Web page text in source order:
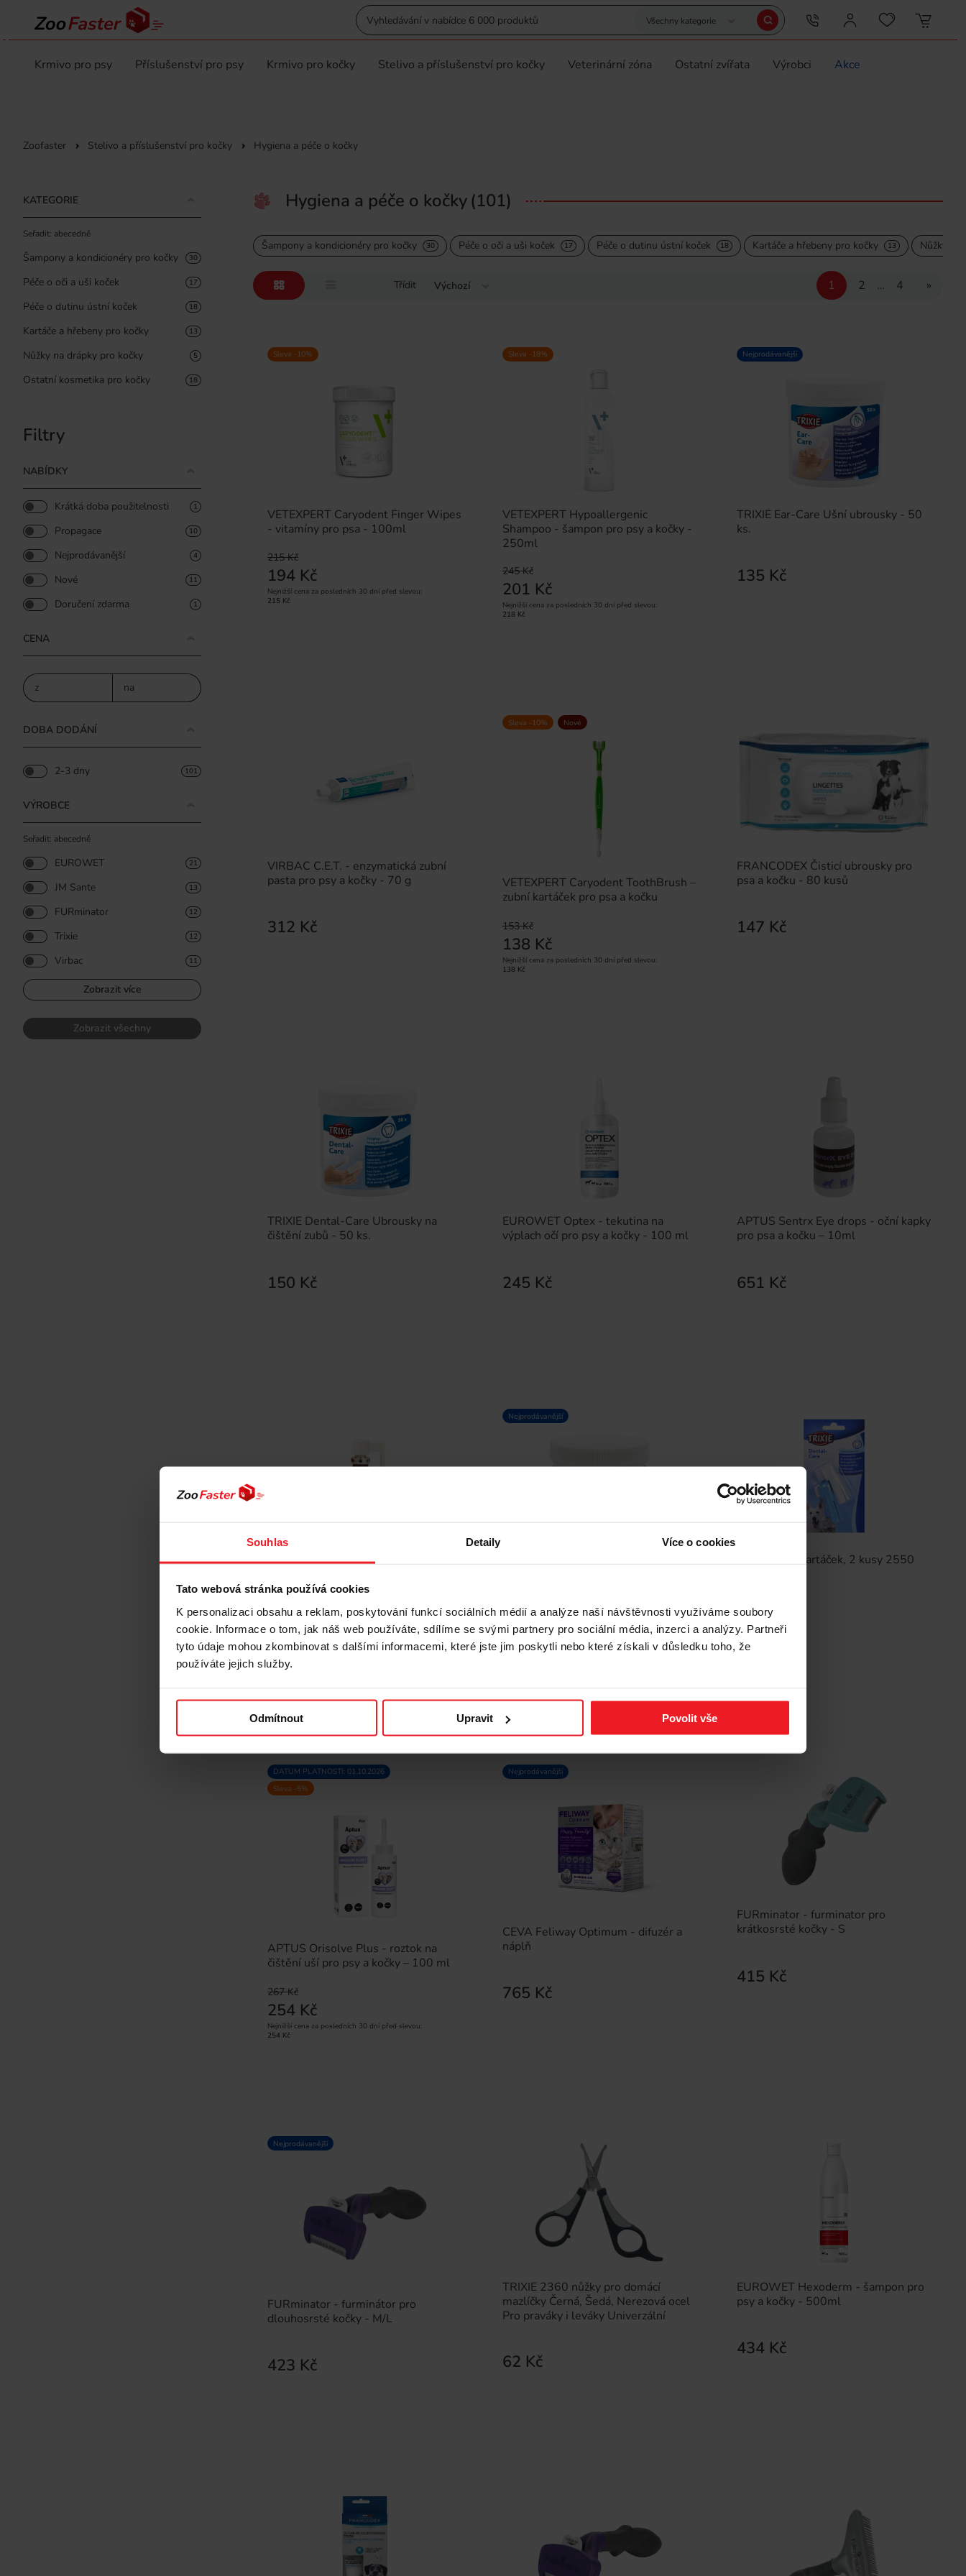
Souhlas Detaily Více o cookies
Tato webová stránka používá cookies
K personalizaci obsahu a reklam, poskytování funkcí sociálních médií a analýze naší návštěvnosti využíváme soubory
cookie. Informace o tom, jak náš web používáte, sdílíme se svými partnery pro sociální média, inzerci a analýzy. Partneři
tyto údaje mohou zkombinovat s dalšími informacemi, které jste jim poskytli nebo které získali v důsledku toho, že
používáte jejich služby.
Odmítnout Upravit Povolit vše
Všechny kategorie
Krmivo pro psy Příslušenství pro psy Krmivo pro kočky Stelivo a příslušenství pro kočky Veterinární zóna Ostatní zvířata Výrobci Akce
Zoofaster Stelivo a příslušenství pro kočky Hygiena a péče o kočky
Hygiena a péče o kočky(101)
Šampony a kondicionéry pro kočky 30 Péče o oči a uši koček 17 Péče o dutinu ústní koček 18 Kartáče a hřebeny pro kočky 13 Nůžky na
Třídit Výchozí 1 2 … 4 »
VETEXPERT Caryodent Finger Wipes
- vitamíny pro psa - 100ml
215 Kč
194 Kč
Nejnižší cena za posledních 30 dní před slevou:
215 Kč
Sleva -10%
VETEXPERT Hypoallergenic
Shampoo - šampon pro psy a kočky -
250ml
245 Kč
201 Kč
Nejnižší cena za posledních 30 dní před slevou:
218 Kč
Sleva -18%
TRIXIE Ear-Care Ušní ubrousky - 50
ks.
135 Kč
Nejprodávanější
VIRBAC C.E.T. - enzymatická zubní
pasta pro psy a kočky - 70 g
312 Kč
VETEXPERT Caryodent ToothBrush –
zubní kartáček pro psa a kočku
153 Kč
138 Kč
Nejnižší cena za posledních 30 dní před slevou:
138 Kč
Sleva -10% Nové
FRANCODEX Čisticí ubrousky pro
psa a kočku - 80 kusů
147 Kč
TRIXIE Dental-Care Ubrousky na
čištění zubů - 50 ks.
150 Kč
EUROWET Optex - tekutina na
výplach očí pro psy a kočky - 100 ml
245 Kč
APTUS Sentrx Eye drops - oční kapky
pro psa a kočku – 10ml
651 Kč
JM SANTE Vet Protector Ústní dutina
psy a kočky - 30 ml
334 Kč 134 Kč
Nejprodávanější
Trixie Zubní kartáček, 2 kusy 2550
35 Kč
APTUS Orisolve Plus - roztok na
čištění uší pro psy a kočky – 100 ml
267 Kč
254 Kč
Nejnižší cena za posledních 30 dní před slevou:
254 Kč
DATUM PLATNOSTI: 01.10.2026
Sleva -5%
CEVA Feliway Optimum - difuzér a
náplň
765 Kč
Nejprodávanější
FURminator - furminator pro
krátkosrsté kočky - S
415 Kč
FURminator - furminátor pro
dlouhosrsté kočky - M/L
423 Kč
Nejprodávanější
TRIXIE 2360 nůžky pro domácí
mazlíčky Černá, Šedá, Nerezová ocel
Pro praváky i leváky Univerzální
62 Kč
EUROWET Hexoderm - šampon pro
psy a kočky - 500ml
434 Kč
KATEGORIE
Seřadit: abecedně
Šampony a kondicionéry pro kočky 30
Péče o oči a uši koček 17
Péče o dutinu ústní koček 18
Kartáče a hřebeny pro kočky 13
Nůžky na drápky pro kočky 5
Ostatní kosmetika pro kočky 18
Filtry
NABÍDKY
Krátká doba použitelnosti 1
Propagace 10
Nejprodávanější 4
Nové 11
Doručení zdarma 1
CENA
z na
DOBA DODÁNÍ
2-3 dny 101
VÝROBCE
Seřadit: abecedně
EUROWET 21
JM Sante 13
FURminator 12
Trixie 12
Virbac 11
Zobrazit více
Zobrazit všechny